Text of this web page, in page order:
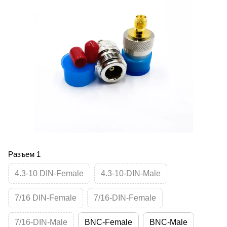
Разъем 1
4.3-10 DIN-Female 4.3-10-DIN-Male
7/16 DIN-Female 7/16-DIN-Female
7/16-DIN-Male BNC-Female BNC-Male